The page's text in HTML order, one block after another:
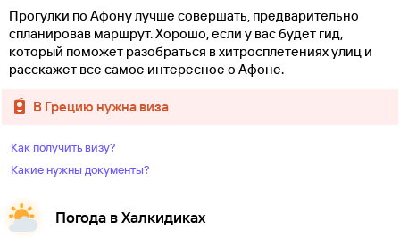
Прогулки по Афону лучше совершать, предварительно
спланировав маршрут. Хорошо, если у вас будет гид,
который поможет разобраться в хитросплетениях улиц и
расскажет все самое интересное о Афоне.
в Грецию нужна виза
Как получить визу?
Какие нужны документы?
Погода в Халкидиках